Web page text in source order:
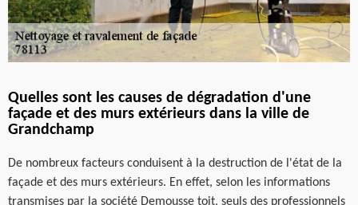
Quelles sont les causes de dégradation d'une
façade et des murs extérieurs dans la ville de
Grandchamp
De nombreux facteurs conduisent à la destruction de l'état de la
façade et des murs extérieurs. En effet, selon les informations
transmises par la société Demousse toit, seuls des professionnels